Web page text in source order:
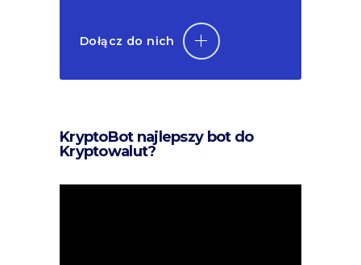
Dołącz do nich
KryptoBot najlepszy bot do
Kryptowalut?